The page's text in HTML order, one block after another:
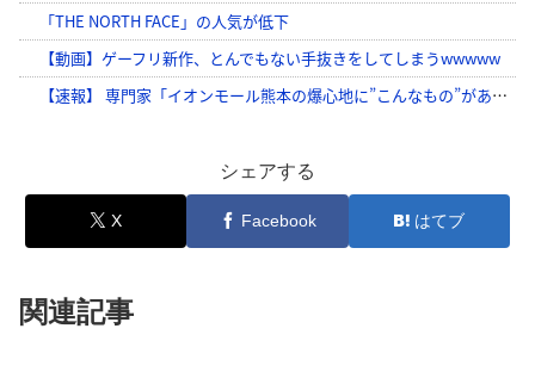
シェアする
X Facebook はてブ
関連記事